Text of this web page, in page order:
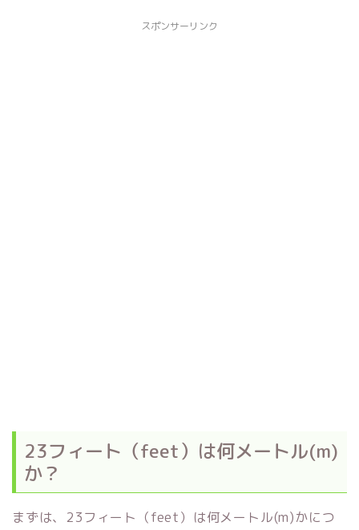
スポンサーリンク
23フィート（feet）は何メートル(m)
か？
まずは、23フィート（feet）は何メートル(m)かにつ